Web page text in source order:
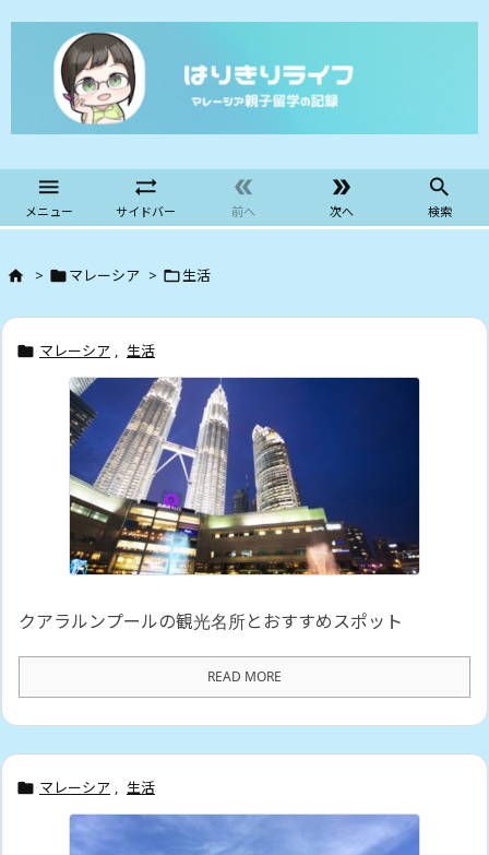

メニュー

サイドバー

前へ

次へ

検索
 > マレーシア > 生活
 マレーシア 生活
クアラルンプールの観光名所とおすすめスポット
READ MORE
 マレーシア 生活